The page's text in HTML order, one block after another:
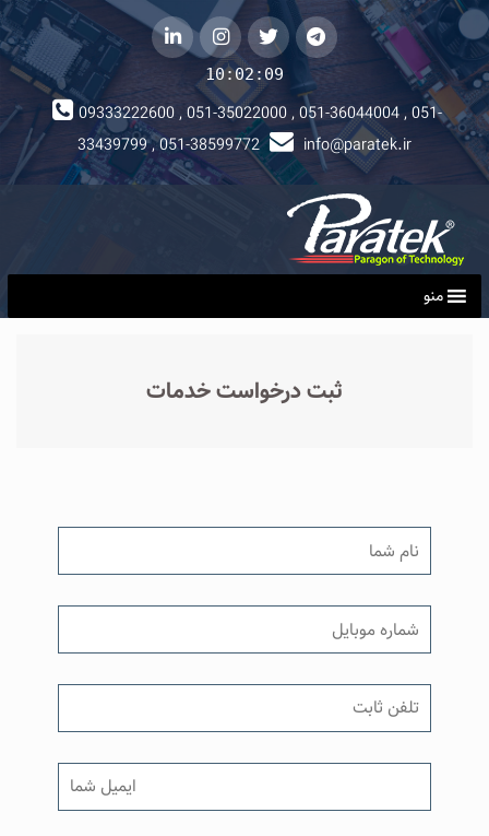
telegramتوییتر instagramلینکداین
10:02:10
09333222600 , 051-35022000 , 051-36044004 , 051-
33439799 , 051-38599772
info@paratek.ir
منو
ثبت درخواست خدمات